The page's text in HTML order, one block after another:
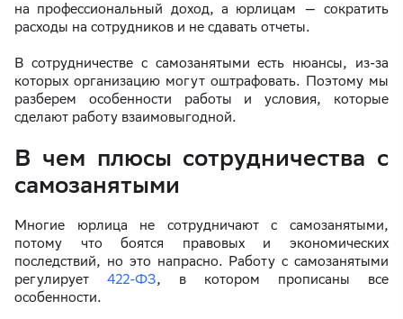
на профессиональный доход, а юрлицам — сократить
расходы на сотрудников и не сдавать отчеты.
В сотрудничестве с самозанятыми есть нюансы, из-за
которых организацию могут оштрафовать. Поэтому мы
разберем особенности работы и условия, которые
сделают работу взаимовыгодной.
В чем плюсы сотрудничества с
самозанятыми
Многие юрлица не сотрудничают с самозанятыми,
потому что боятся правовых и экономических
последствий, но это напрасно. Работу с самозанятыми
регулирует 422-ФЗ, в котором прописаны все
особенности.